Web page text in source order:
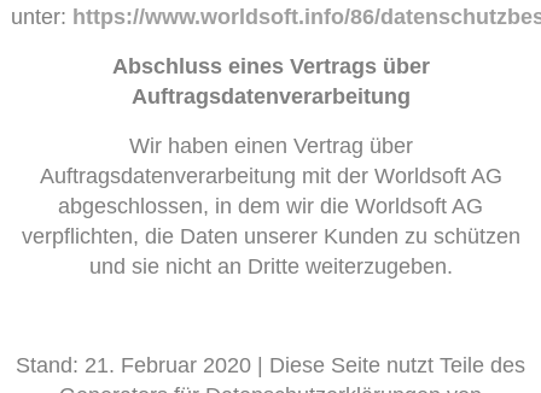
unter: https://www.worldsoft.info/86/
Abschluss eines Vertrags über
Auftragsdatenverarbeitung
Wir haben einen Vertrag über
Auftragsdatenverarbeitung mit der Worldsoft AG
abgeschlossen, in dem wir die Worldsoft AG
verpflichten, die Daten unserer Kunden zu schützen
und sie nicht an Dritte weiterzugeben.
Stand: 21. Februar 2020 | Diese Seite nutzt Teile des